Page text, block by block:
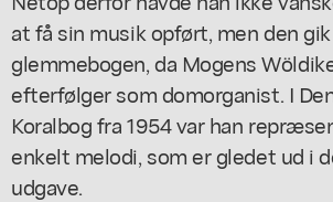
at få sin musik opført, men den
glemmebogen, da Mogens
efterfølger som domorganist. I
Koralbog fra 1954 var han
enkelt melodi, som er gledet ud i
udgave.